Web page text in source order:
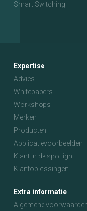
Smart Switching
Expertise
Advies
Whitepapers
Workshops
Merken
Producten
Applicatievoorbeelden
Klant in de spotlight
Klantoplossingen
Extra informatie
Algemene voorwaarden